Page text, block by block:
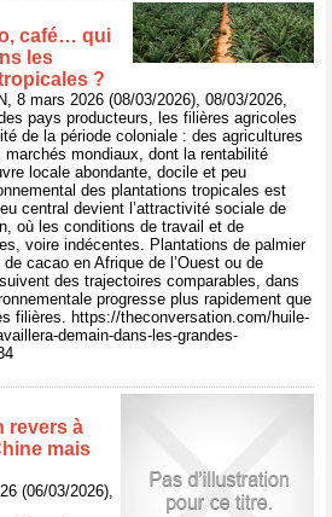
café… qui
les
?
8 mars 2026 (08/03/2026), 08/03/2026,
pays producteurs, les filières agricoles
de la période coloniale : des agricultures
marchés mondiaux, dont la rentabilité
locale abondante, docile et peu
des plantations tropicales est
central devient l’attractivité sociale de
où les conditions de travail et de
voire indécentes. Plantations de palmier
cacao en Afrique de l’Ouest ou de
des trajectoires comparables, dans
progresse plus rapidement que
filières. https://theconversation.com/huile-
demain-dans-les-grandes-
revers à
mais
(06/03/2026),